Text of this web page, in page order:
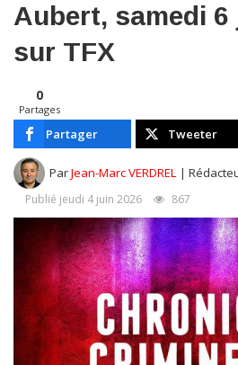
Aubert, samedi 6
sur TFX
0
Partages
Partager Tweeter
ParJean-Marc VERDREL |
Publié jeudi 4 juin 2026 867